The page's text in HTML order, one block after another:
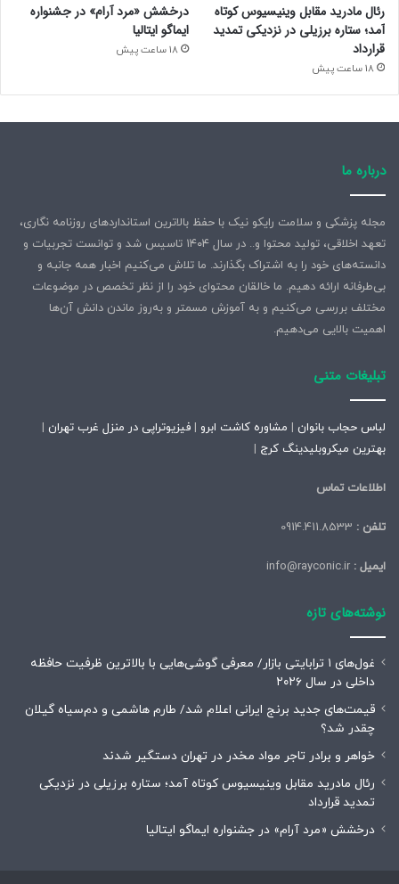
رئال مادرید مقابل وینیسیوس کوتاه
آمد؛ ستاره برزیلی در نزدیکی تمدید
قرارداد
18 ساعت پیش
درخشش «مرد آرام» در جشنواره
ایماگو ایتالیا
18 ساعت پیش
درباره ما
مجله پزشکی و سلامت رایکو نیک با حفظ بالاترین استانداردهای روزنامه نگاری،
تعهد اخلاقی، تولید محتوا و.. در سال ۱۴۰۴ تاسیس شد و توانست تجربیات و
دانسته‌های خود را به اشتراک بگذارند. ما تلاش می‌کنیم اخبار همه جانبه و
بی‌طرفانه ارائه دهیم. ما خالقان محتوای خود را از نظر تخصص در موضوعات
مختلف بررسی می‌کنیم و به آموزش مسمتر و به‌روز ماندن دانش آن‌ها
اهمیت بالایی می‌دهیم.
تبلیغات متنی
لباس حجاب بانوان | مشاوره کاشت ابرو | فیزیوتراپی در منزل غرب تهران |
بهترین میکروبلیدینگ کرج |
اطلاعات تماس
تلفن :
ایمیل :
نوشته‌های تازه
غول‌های ۱ ترابایتی بازار/ معرفی گوشی‌هایی با بالاترین ظرفیت حافظه
داخلی در سال ۲۰۲۶
قیمت‌های جدید برنج ایرانی اعلام شد/ طارم هاشمی و دم‌سیاه گیلان
چقدر شد؟
خواهر و برادر تاجر مواد مخدر در تهران دستگیر شدند
رئال مادرید مقابل وینیسیوس کوتاه آمد؛ ستاره برزیلی در نزدیکی
تمدید قرارداد
درخشش «مرد آرام» در جشنواره ایماگو ایتالیا